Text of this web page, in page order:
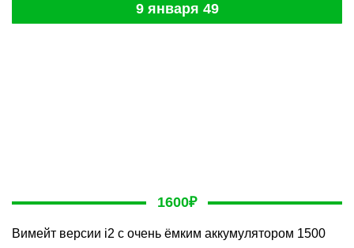
9 января 49
1600₽
Вимейт версии i2 с очень ёмким аккумулятором 1500